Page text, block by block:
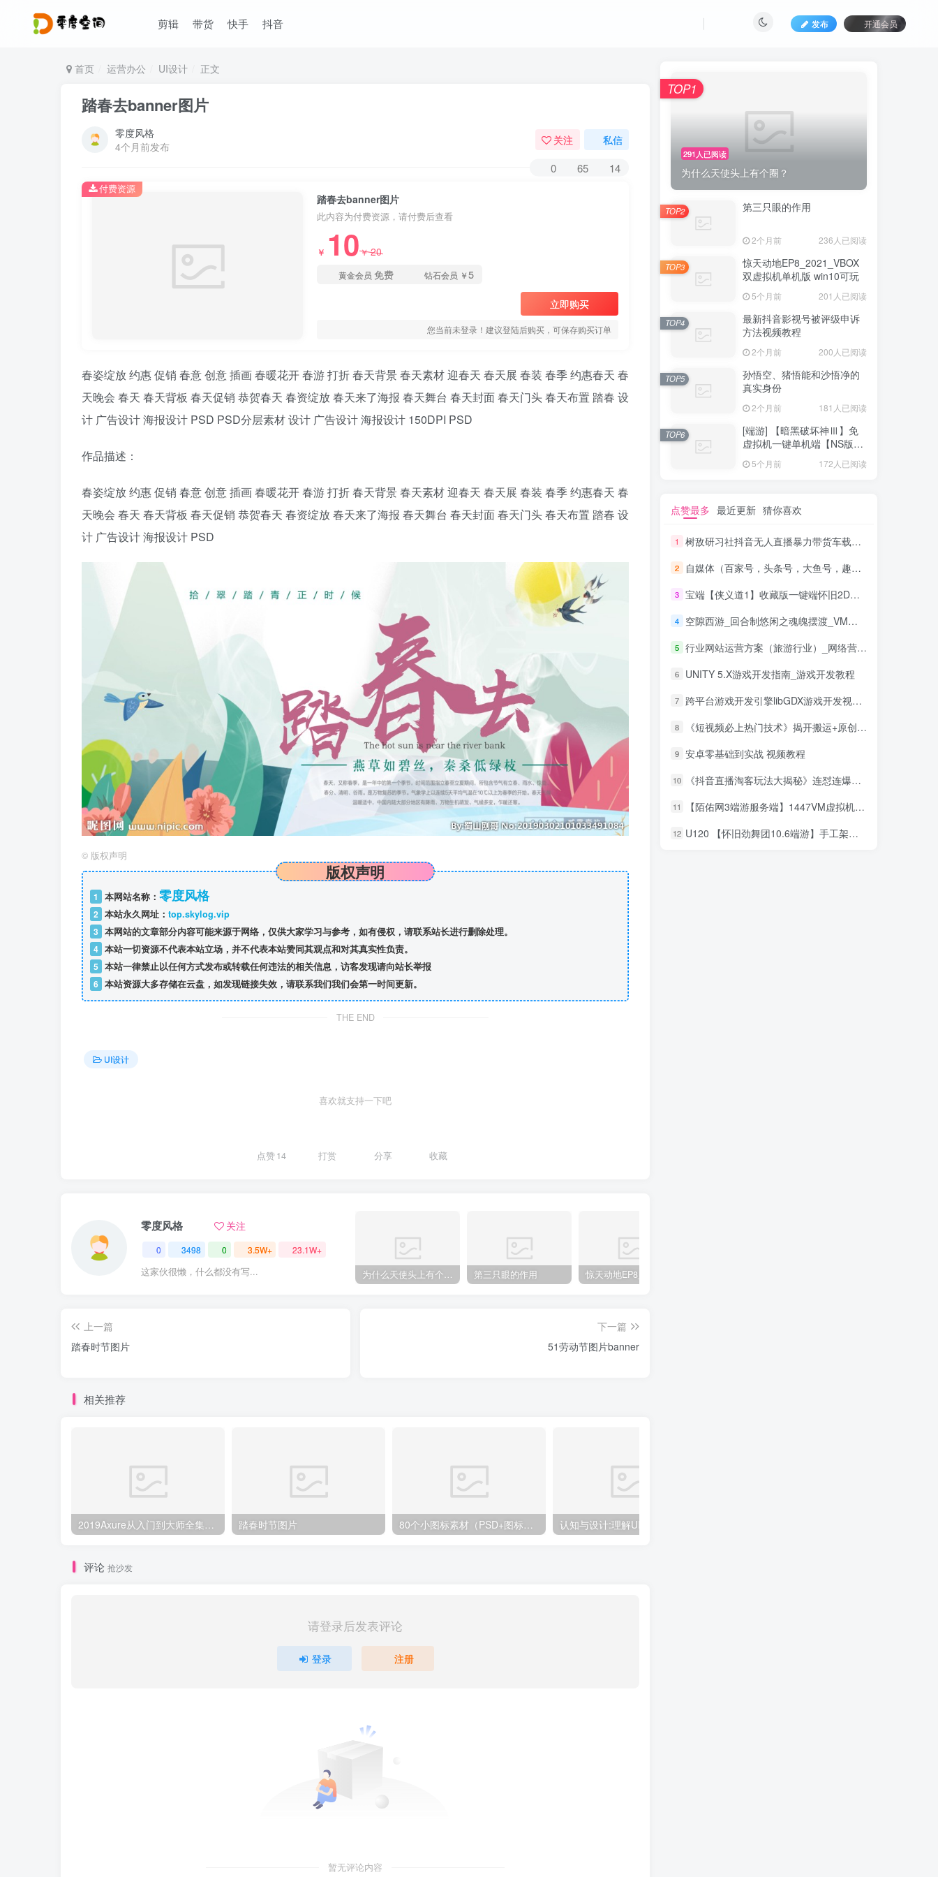
剪辑 带货 快手 抖音 发布 开通会员
首页 运营办公 UI设计 正文
踏春去banner图片
零度风格
4个月前发布
关注 私信
0 65 14
踏春去banner图片
此内容为付费资源，请付费后查看
￥ 10￥20
黄金会员 免费 钻石会员 ￥5
立即购买
您当前未登录！建议登陆后购买，可保存购买订单
付费资源
春姿绽放 约惠 促销 春意 创意 插画 春暖花开 春游 打折 春天背景 春天素材 迎春天 春天展 春装 春季 约惠春天 春
天晚会 春天 春天背板 春天促销 恭贺春天 春资绽放 春天来了海报 春天舞台 春天封面 春天门头 春天布置 踏春 设
计 广告设计 海报设计 PSD PSD分层素材 设计 广告设计 海报设计 150DPI PSD
作品描述：
春姿绽放 约惠 促销 春意 创意 插画 春暖花开 春游 打折 春天背景 春天素材 迎春天 春天展 春装 春季 约惠春天 春
天晚会 春天 春天背板 春天促销 恭贺春天 春资绽放 春天来了海报 春天舞台 春天封面 春天门头 春天布置 踏春 设
计 广告设计 海报设计 PSD
© 版权声明
版权声明
1 本网站名称： 零度风格
2 本站永久网址： top.skylog.vip
3 本网站的文章部分内容可能来源于网络，仅供大家学习与参考，如有侵权，请联系站长进行删除处理。
4 本站一切资源不代表本站立场，并不代表本站赞同其观点和对其真实性负责。
5 本站一律禁止以任何方式发布或转载任何违法的相关信息，访客发现请向站长举报
6 本站资源大多存储在云盘，如发现链接失效，请联系我们我们会第一时间更新。
THE END
UI设计
喜欢就支持一下吧
点赞14 打赏 分享 收藏
零度风格 关注
0 3498 0 3.5W+ 23.1W+
这家伙很懒，什么都没有写... 为什么天使头上有个圈？ 第三只眼的作用
上一篇
踏春时节图片
下一篇
51劳动节图片banner
相关推荐
2019Axure从入门到大师全集【千锋UI】_UI设计教程 踏春时节图片 80个小图标素材（PSD+图标字体）
评论 抢沙发
请登录后发表评论
登录 注册
暂无评论内容
291人已阅读
为什么天使头上有个圈？
TOP1
第三只眼的作用
2个月前 236人已阅读
TOP2
惊天动地EP8_2021_VBOX
双虚拟机单机版 win10可玩
5个月前 201人已阅读
TOP3
最新抖音影视号被评级申诉
方法视频教程
2个月前 200人已阅读
TOP4
孙悟空、猪悟能和沙悟净的
真实身份
2个月前 181人已阅读
TOP5
[端游] 【暗黑破坏神Ⅲ】免
虚拟机一键单机端【NS版
5个月前 172人已阅读
TOP6
点赞最多 最近更新 猜你喜欢
1 树敌‮习研‬社抖音无人直播暴力带货车载U盘必出单，单号单日产出300纯利润
2 自媒体（百家号，头条号，大鱼号，趣头条）从0到1，新手号到收益，批量玩法！
3 宝端【侠义道1】收藏版一键端怀旧2D武侠PC电脑单机游戏 局域网联机
4 空隙西游_回合制悠闲之魂魄摆渡_VM镜像一键端+Linux进修手工端
5 行业网站运营方案（旅游行业）_网络营销教程
6 UNITY 5.X游戏开发指南_游戏开发教程
7 跨平台游戏开发引擎libGDX游戏开发视频_游戏开发教程
8 《短视频必上热门技术》揭开搬运+原创视频的爆品技巧，发一个热一个
9 安卓零基础到实战 视频教程
10 《抖音直播淘客玩法大揭秘》连怼连爆，高权重起号，圈内人必看
11 【陌佑网3端游服务端】1447VM虚拟机镜像160级封神装14职业类型仙界全幅本单机游戏一键安装客户端
12 U120 【怀旧劲舞团10.6端游】手工架设怀旧劲舞团服务端带外网搭建教程[内附安装说明]